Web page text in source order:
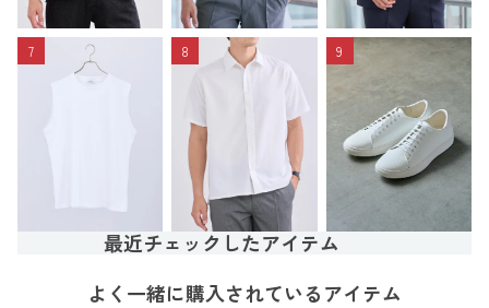
7 8 9
最近チェックしたアイテム
よく一緒に購入されているアイテム